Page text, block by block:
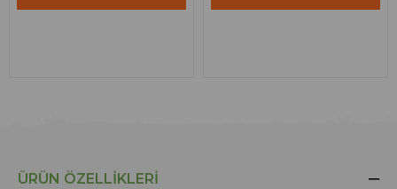
ÜRÜN ÖZELLIKLERI